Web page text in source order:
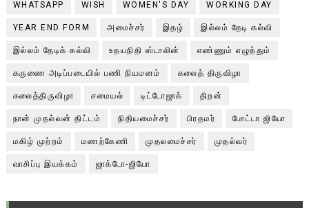
WHATSAPP WISH WOMEN'S DAY WORKING DAY
YEAR END FORM அமைச்சர் இதழ் இல்லம் தேடி கல்வி
இல்லம் தேடிக் கல்வி உதயநிதி ஸ்டாலின் எண்ணும் எழுத்தும்
கருணை அடிப்படையில் பணி நியமனம் கலைத் திருவிழா
கலைத்திருவிழா சமையல் டிட்டோஜாக் திறன்
நான் முதல்வன் திட்டம் நிதியமைச்சர் பிரதமர் போட்டா ஜியோ
மகிழ் முற்றம் மணற்கேணி முதலமைச்சர் முதல்வர்
வாசிப்பு இயக்கம் ஜாக்டோ-ஜியோ